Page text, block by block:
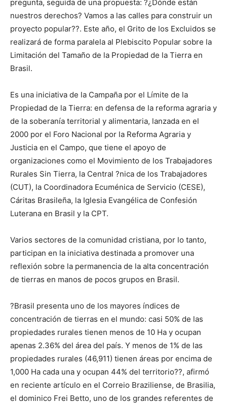
pregunta, seguida de una propuesta: ?¿Dónde están
nuestros derechos? Vamos a las calles para construir un
proyecto popular??. Este año, el Grito de los Excluidos se
realizará de forma paralela al Plebiscito Popular sobre la
Limitación del Tamaño de la Propiedad de la Tierra en
Brasil.
Es una iniciativa de la Campaña por el Límite de la
Propiedad de la Tierra: en defensa de la reforma agraria y
de la soberanía territorial y alimentaria, lanzada en el
2000 por el Foro Nacional por la Reforma Agraria y
Justicia en el Campo, que tiene el apoyo de
organizaciones como el Movimiento de los Trabajadores
Rurales Sin Tierra, la Central ?nica de los Trabajadores
(CUT), la Coordinadora Ecuménica de Servicio (CESE),
Cáritas Brasileña, la Iglesia Evangélica de Confesión
Luterana en Brasil y la CPT.
Varios sectores de la comunidad cristiana, por lo tanto,
participan en la iniciativa destinada a promover una
reflexión sobre la permanencia de la alta concentración
de tierras en manos de pocos grupos en Brasil.
?Brasil presenta uno de los mayores índices de
concentración de tierras en el mundo: casi 50% de las
propiedades rurales tienen menos de 10 Ha y ocupan
apenas 2.36% del área del país. Y menos de 1% de las
propiedades rurales (46,911) tienen áreas por encima de
1,000 Ha cada una y ocupan 44% del territorio??, afirmó
en reciente artículo en el Correio Braziliense, de Brasilia,
el dominico Frei Betto, uno de los grandes referentes de